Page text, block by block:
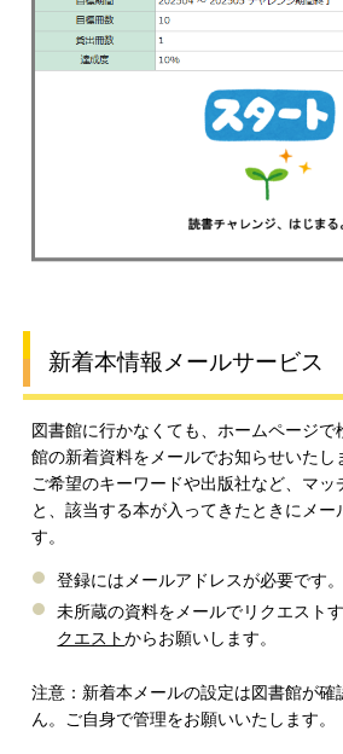
新着本情報メールサービス
図書館に行かなくても、ホームページ
館の新着資料をメールでお知らせいたし
ご希望のキーワードや出版社など、マッ
と、該当する本が入ってきたときにメー
す。
登録にはメールアドレスが必要です。
未所蔵の資料をメールでリクエストす
クエストからお願いします。
注意：新着本メールの設定は図書館が確
ん。ご自身で管理をお願いいたします。